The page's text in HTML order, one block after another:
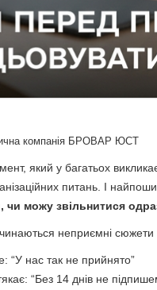
компанія БРОВАР ЮСТ
який у багатьох
питань. І
чи можу звільнитися
неприємні сюжети
“У нас так не прийнято”
“Без 14 днів не